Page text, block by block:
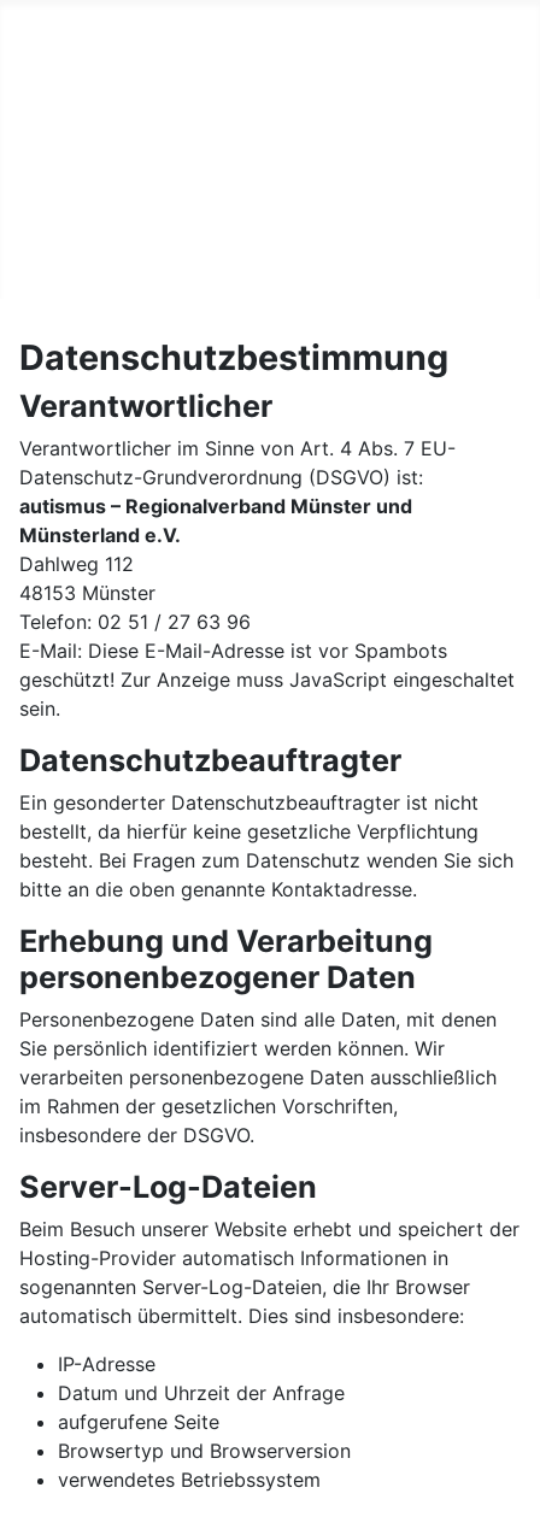
Datenschutzbestimmung
Verantwortlicher
Verantwortlicher im Sinne von Art. 4 Abs. 7 EU-
Datenschutz-Grundverordnung (DSGVO) ist:
autismus – Regionalverband Münster und
Münsterland e.V.
Dahlweg 112
48153 Münster
Telefon: 02 51 / 27 63 96
E-Mail: Diese E-Mail-Adresse ist vor Spambots
geschützt! Zur Anzeige muss JavaScript eingeschaltet
sein.
Datenschutzbeauftragter
Ein gesonderter Datenschutzbeauftragter ist nicht
bestellt, da hierfür keine gesetzliche Verpflichtung
besteht. Bei Fragen zum Datenschutz wenden Sie sich
bitte an die oben genannte Kontaktadresse.
Erhebung und Verarbeitung
personenbezogener Daten
Personenbezogene Daten sind alle Daten, mit denen
Sie persönlich identifiziert werden können. Wir
verarbeiten personenbezogene Daten ausschließlich
im Rahmen der gesetzlichen Vorschriften,
insbesondere der DSGVO.
Server-Log-Dateien
Beim Besuch unserer Website erhebt und speichert der
Hosting-Provider automatisch Informationen in
sogenannten Server-Log-Dateien, die Ihr Browser
automatisch übermittelt. Dies sind insbesondere:
IP-Adresse
Datum und Uhrzeit der Anfrage
aufgerufene Seite
Browsertyp und Browserversion
verwendetes Betriebssystem